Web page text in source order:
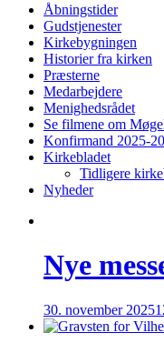
Åbningstider
Gudstjenester
Kirkebygningen
Historier fra kirken
Præsterne
Medarbejdere
Menighedsrådet
Se filmene om
Konfirmand 2025-
Kirkebladet
Tidligere
Nyheder
Nye
30. november 2025